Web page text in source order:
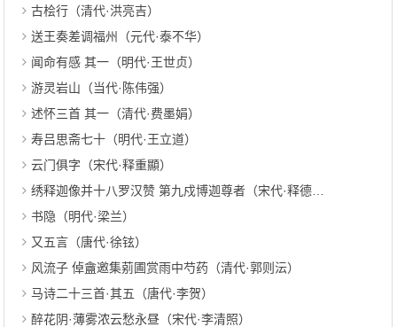
古桧行（清代·洪亮吉）
送王奏差调福州（元代·泰不华）
闻命有感 其一（明代·王世贞）
游灵岩山（当代·陈伟强）
述怀三首 其一（清代·费墨娟）
寿吕思斋七十（明代·王立道）
云门俱字（宋代·释重顯）
绣释迦像并十八罗汉赞 第九戍博迦尊者（宋代·释德洪）
书隐（明代·梁兰）
又五言（唐代·徐铉）
风流子 倬盦邀集莂圃赏雨中芍药（清代·郭则沄）
马诗二十三首·其五（唐代·李贺）
醉花阴·薄雾浓云愁永昼（宋代·李清照）